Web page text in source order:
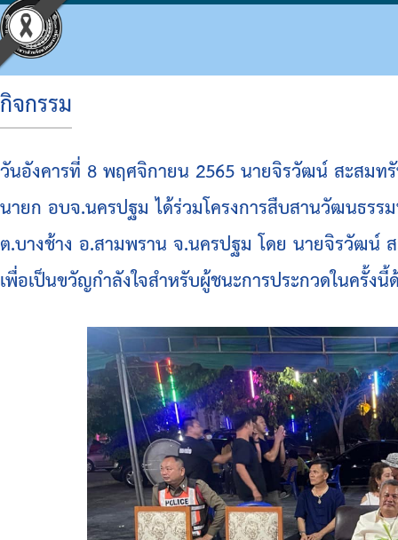
ข้อมูลพื้นฐาน
วิสัยทัศน์
อำนาจหน้าที่
โครงสร้างผู้บริหาร
โครงสร้างฝ่ายการเมือง
โครงสร้างส่วนราชการ
โครงสร้างโรงพยาบาลส่งเสริมสุขภาพตำบลใน
โครงสร้างการบริหารงาน
แผนพัฒนาท้องถิ่น
แผนดำเนินงาน
ผลการดำเนินงาน
รายงานติดตามผลการดำเนินการประจำปี รอ
รายงานติดตามผลการดำเนินการประจำปี
เงินสะสม
ความก้าวหน้าในการดำเนินงานตามแผนการด
รายงานความก้าวหน้าการจัดซื้อจัดจ้างหรือกา
สรุปผลการจัดซื้อจัดจ้างหรือการจัดหาพัสดุราย
รายงานผลการจัดซื้อจัดจ้างหรือการจัดหาพัส
แผนการบริหารและพัฒนาบุคคล
รายงานผลการบริหารและพัฒนาทรัพยากรบุค
หลักเกณฑ์การบริหารทรัพยากรบุคคล
ข่าวประชาสัมพันธ์
ประชาสัมพันธ์สภา
มติที่ประชุมสภา
รายงานการประชุมสภา
ประกาศจัดซื้อจัดจ้าง
สรุปผลการจัดซื้อจัดจ้าง
หนังสือราชการ
ข่าวประชาสัมพันธ์เพื่อเสริมสร้างคุณธรรมและ
สถิติข้อมูลการให้บริการประชาชน
แนวทางปฏิบัติเรื่องร้องเรียน
ประกาศเจตนารมณ์ นโยบาย No Gift Policy
แผนปฏิบัติการป้องกันการทุจริต
มาตรการส่งเสริมคุณธรรมและความโปร่งใสภ
รายงานผลการดำเนินการเพื่อส่งเสริมคุณธรร
รายงานผลการดำเนินการป้องกันการทุจริต
กิจกรรม
วันอังคารที่ 8 พฤศจิกายน 2565 นายจิรวัฒน์ สะสม
นายก อบจ.นครปฐม ได้ร่วมโครงการสืบสานวัฒนธร
ต.บางช้าง อ.สามพราน จ.นครปฐม โดย นายจิรวัฒน์
เพื่อเป็นขวัญกำลังใจสำหรับผู้ชนะการประกวดในครั้งนี้